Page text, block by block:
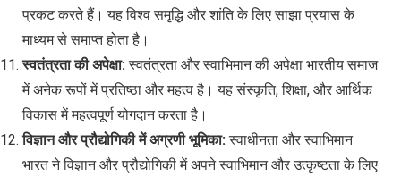
प्रकट करते हैं। यह विश्व समृद्धि और शांति के लिए साझा प्रयास के
माध्यम से समाप्त होता है।
स्वतंत्रता की अपेक्षा:स्वतंत्रता और स्वाभिमान की अपेक्षा भारतीय समाज
में अनेक रूपों में प्रतिष्ठा और महत्व है। यह संस्कृति, शिक्षा, और आर्थिक
विकास में महत्वपूर्ण योगदान करता है।
विज्ञान और प्रौद्योगिकी में अग्रणी भूमिका:स्वाधीनता और स्वाभिमान
भारत ने विज्ञान और प्रौद्योगिकी में अपने स्वाभिमान और उत्कृष्टता के लिए